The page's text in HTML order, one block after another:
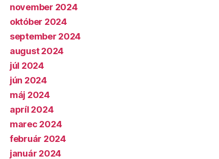
november 2024
október 2024
september 2024
august 2024
júl 2024
jún 2024
máj 2024
apríl 2024
marec 2024
február 2024
január 2024